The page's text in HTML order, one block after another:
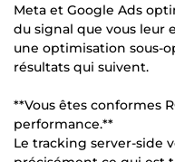
Meta et Google Ads
du signal que vous leur
une optimisation sous-
résultats qui suivent.
**Vous êtes conformes
performance.**
Le tracking server-side